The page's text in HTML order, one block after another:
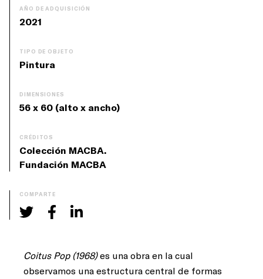
AÑO DE ADQUISICIÓN
2021
TIPO DE OBJETO
Pintura
DIMENSIONES
56 x 60 (alto x ancho)
CRÉDITOS
Colección MACBA.
Fundación MACBA
COMPARTE
Coitus Pop (1968)es una obra en la cual
observamos una estructura central de formas